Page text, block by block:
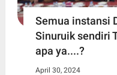
Semua instansi
Sinuruik sendiri
apa ya....?
April 30, 2024